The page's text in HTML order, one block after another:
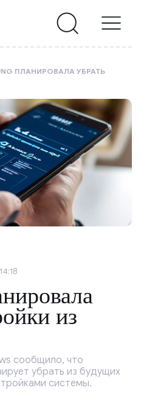
ПЛАНИРОВАЛА УБРАТЬ
из
сообщило, что
убрать из будущих
системы.